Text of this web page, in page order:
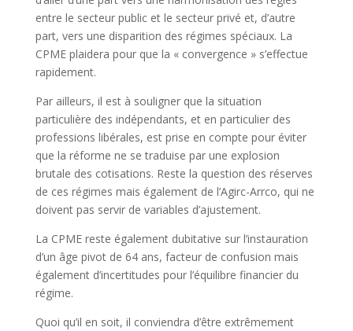
entre le secteur public et le secteur privé et, d’autre
part, vers une disparition des régimes spéciaux. La
CPME plaidera pour que la « convergence » s’effectue
rapidement.
Par ailleurs, il est à souligner que la situation
particulière des indépendants, et en particulier des
professions libérales, est prise en compte pour éviter
que la réforme ne se traduise par une explosion
brutale des cotisations. Reste la question des réserves
de ces régimes mais également de l’Agirc-Arrco, qui ne
doivent pas servir de variables d’ajustement.
La CPME reste également dubitative sur l’instauration
d’un âge pivot de 64 ans, facteur de confusion mais
également d’incertitudes pour l’équilibre financier du
régime.
Quoi qu’il en soit, il conviendra d’être extrêmement